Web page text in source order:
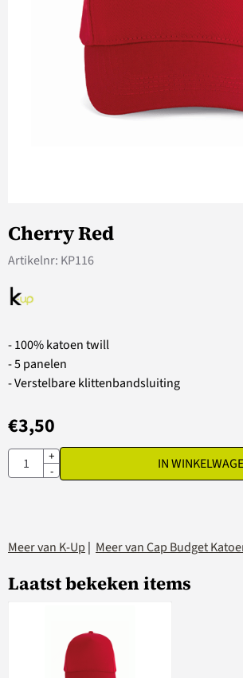
Cherry Red
Artikelnr: KP116
- 100% katoen twill
- 5 panelen
- Verstelbare klittenbandsluiting
€3,50
Aantal
+
-
IN
Meer van K-Up | Meer van Cap Budget
Laatst bekeken items